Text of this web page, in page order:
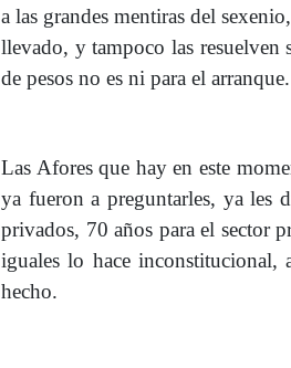
a las grandes mentiras del
llevado, y tampoco las
de pesos no es ni para el arranque.
Las Afores que hay en este
ya fueron a preguntarles, ya les
privados, 70 años para el sector
iguales lo hace inconstitucional,
hecho.